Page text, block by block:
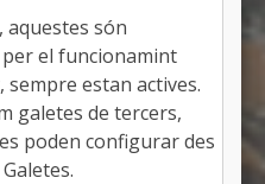
Anglês
Tarragona
987
km2
són
el funcionamint
sempre estan actives.
galetes de tercers,
poden configurar des